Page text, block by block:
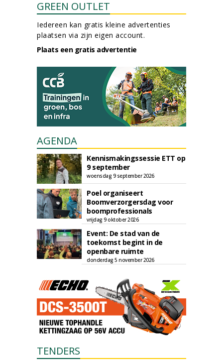
GREEN OUTLET
Iedereen kan gratis kleine advertenties
plaatsen via zijn eigen account.
Plaats een gratis advertentie
AGENDA
Kennismakingssessie ETT op
9 september
woensdag 9 september 2026
Poel organiseert
Boomverzorgersdag voor
boomprofessionals
vrijdag 9 oktober 2026
Event: De stad van de
toekomst begint in de
openbare ruimte
donderdag 5 november 2026
TENDERS